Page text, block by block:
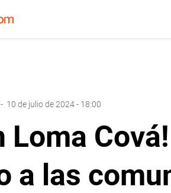
- 10 de julio de 2024 - 18:00
Loma
a las